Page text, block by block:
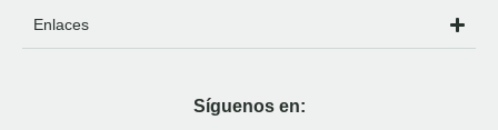
Enlaces
Síguenos en: